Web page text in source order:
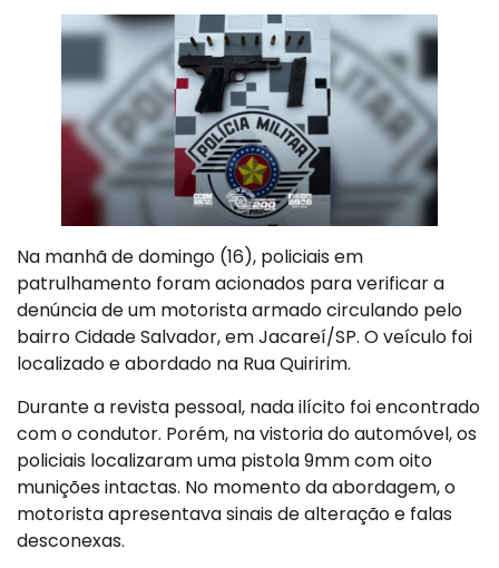
Na manhã de domingo (16), policiais em
patrulhamento foram acionados para verificar a
denúncia de um motorista armado circulando pelo
bairro Cidade Salvador, em Jacareí/SP. O veículo foi
localizado e abordado na Rua Quiririm.
Durante a revista pessoal, nada ilícito foi encontrado
com o condutor. Porém, na vistoria do automóvel, os
policiais localizaram uma pistola 9mm com oito
munições intactas. No momento da abordagem, o
motorista apresentava sinais de alteração e falas
desconexas.